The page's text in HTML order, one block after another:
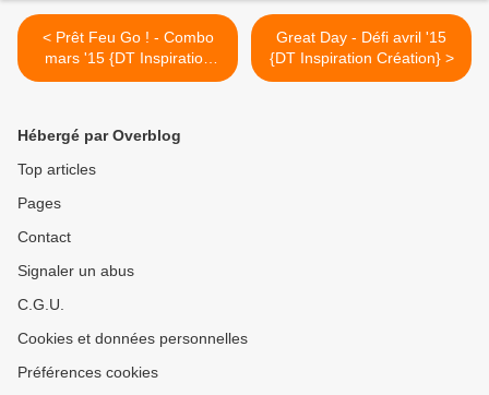
< Prêt Feu Go ! - Combo
mars '15 {DT Inspiration
Création}
Great Day - Défi avril '15
{DT Inspiration Création} >
Hébergé par Overblog
Top articles
Pages
Contact
Signaler un abus
C.G.U.
Cookies et données personnelles
Préférences cookies